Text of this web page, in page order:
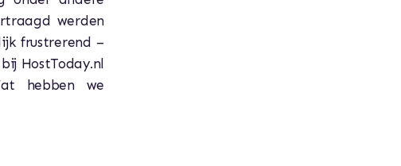
werden
frustrerend –
HostToday.nl
hebben we